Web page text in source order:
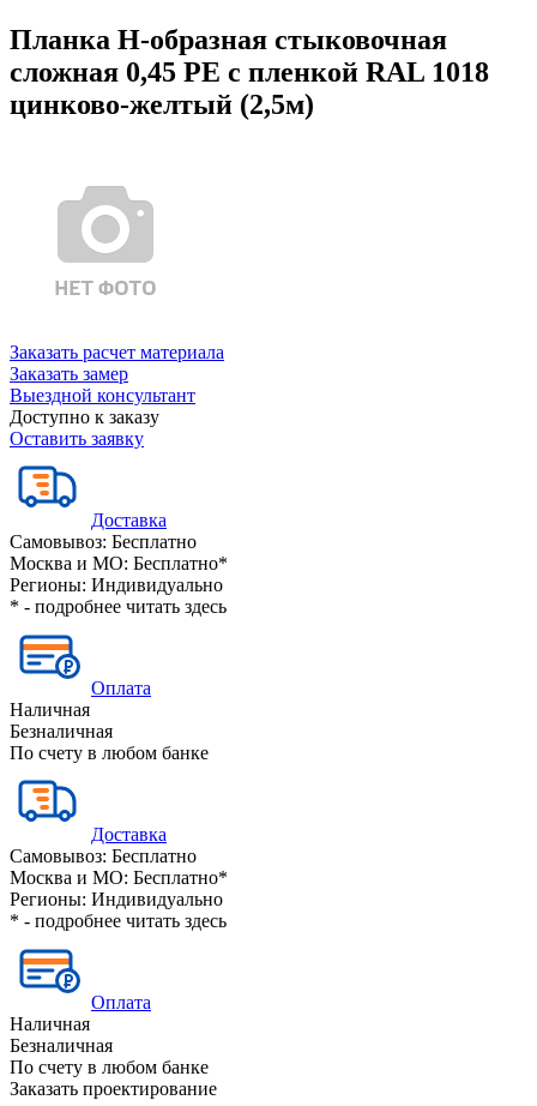
Планка Н-образная стыковочная
сложная 0,45 PE с пленкой RAL 1018
цинково-желтый (2,5м)
Заказать расчет материала
Заказать замер
Выездной консультант
Доступно к заказу
Оставить заявку
Доставка
Самовывоз: Бесплатно
Москва и МО: Бесплатно*
Регионы: Индивидуально
* - подробнее читать здесь
Оплата
Наличная
Безналичная
По счету в любом банке
Доставка
Самовывоз: Бесплатно
Москва и МО: Бесплатно*
Регионы: Индивидуально
* - подробнее читать здесь
Оплата
Наличная
Безналичная
По счету в любом банке
Заказать проектирование